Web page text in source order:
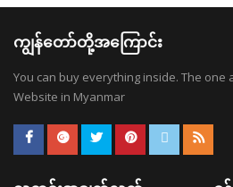
ကျွန်တော်တို့အကြောင်း
You can buy everything inside. The one
Website in Myanmar